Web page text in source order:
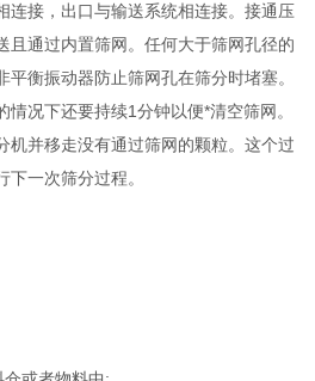
连接，出口与输送系统相连接。接通压
且通过内置筛网。任何大于筛网孔径的
衡振动器防止筛网孔在筛分时堵塞。
况下还要持续1分钟以便*清空筛网。
机并移走没有通过筛网的颗粒。这个过
一次筛分过程。